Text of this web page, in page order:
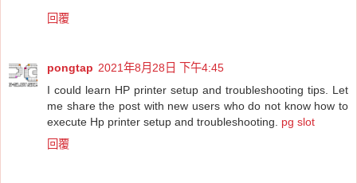
回覆
pongtap 2021年8月28日 下午4:45
I could learn HP printer setup and troubleshooting tips. Let
me share the post with new users who do not know how to
execute Hp printer setup and troubleshooting. pg slot
回覆